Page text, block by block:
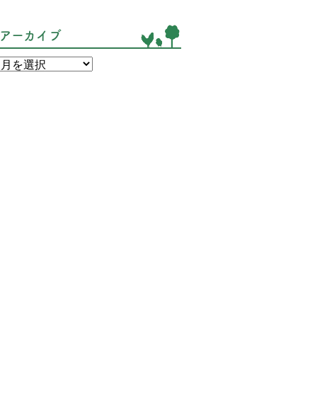
アーカイブ